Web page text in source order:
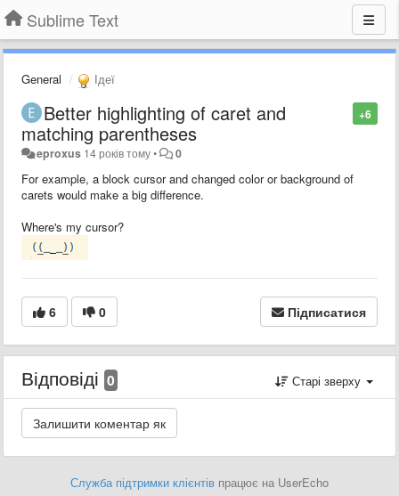
Sublime Text
General Ідеї
+6
Better highlighting of caret and
matching parentheses
eproxus 14 років тому• 0
For example, a block cursor and changed color or background of
carets would make a big difference.
Where's my cursor?
6 0 Підписатися
Відповіді 0 Старі зверху
Служба підтримки клієнтів працює на UserEcho